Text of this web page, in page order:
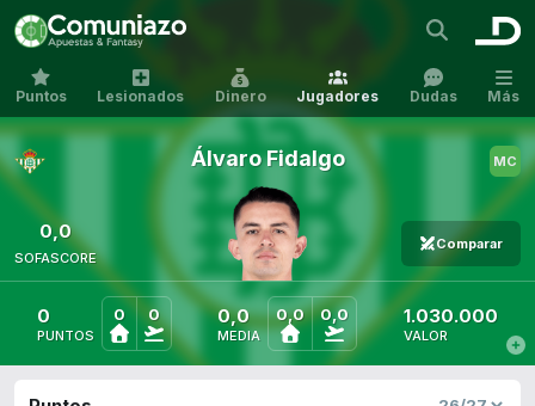
Puntos Lesionados Dinero Jugadores Dudas Más
Álvaro Fidalgo
Comparar
0,0
SOFASCORE
0
PUNTOS
0 0 0,0
MEDIA
0,0 0,0 1.030.000
VALOR